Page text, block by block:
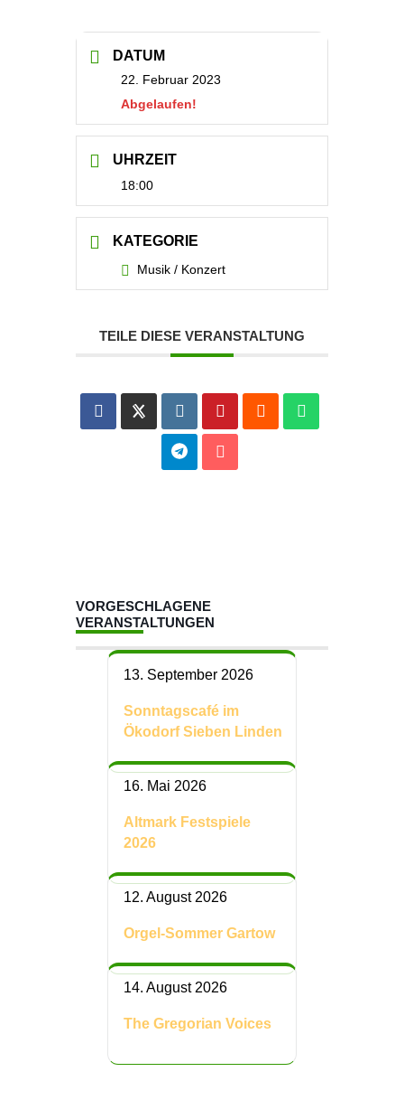
DATUM
22. Februar 2023
Abgelaufen!
UHRZEIT
18:00
KATEGORIE
Musik / Konzert
TEILE DIESE VERANSTALTUNG
VORGESCHLAGENE
VERANSTALTUNGEN
13. September 2026
Sonntagscafé im
Ökodorf Sieben Linden
16. Mai 2026
Altmark Festspiele
2026
12. August 2026
Orgel-Sommer Gartow
14. August 2026
The Gregorian Voices